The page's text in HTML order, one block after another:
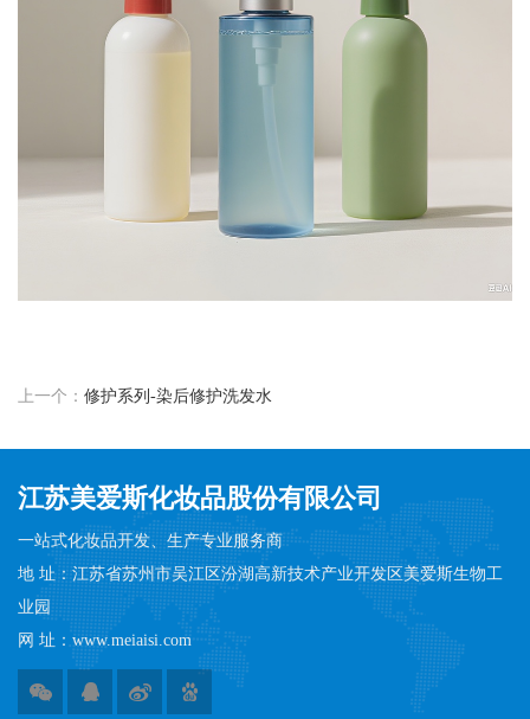
上一个： 修护系列-染后修护洗发水
江苏美爱斯化妆品股份有限公司
一站式化妆品开发、生产专业服务商
地 址：江苏省苏州市吴江区汾湖高新技术产业开发区美爱斯生物工
业园
网 址：www.meiaisi.com